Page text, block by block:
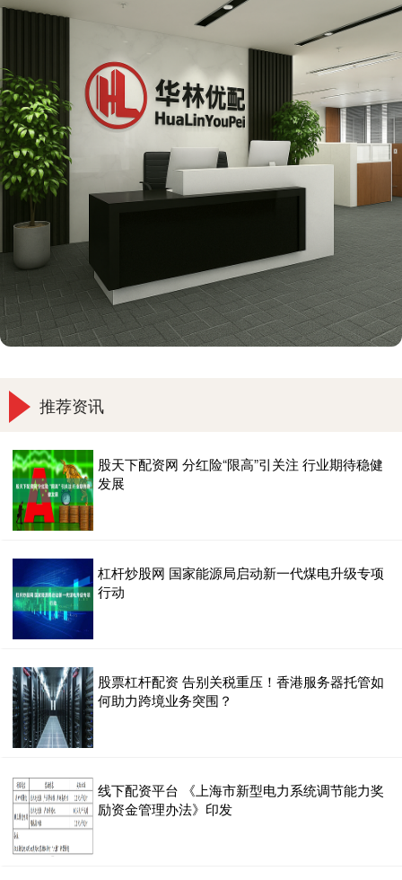
推荐资讯
股天下配资网 分红险“限高”引关注 行业期待稳健
发展
杠杆炒股网 国家能源局启动新一代煤电升级专项
行动
股票杠杆配资 告别关税重压！香港服务器托管如
何助力跨境业务突围？
线下配资平台 《上海市新型电力系统调节能力奖
励资金管理办法》印发